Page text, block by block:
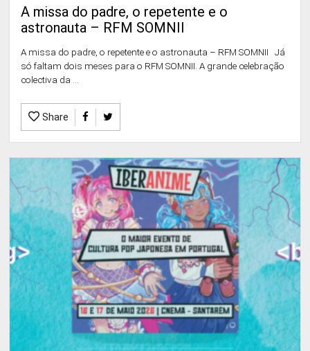
A missa do padre, o repetente e o
astronauta – RFM SOMNII
A missa do padre, o repetente e o astronauta – RFM SOMNII Já
só faltam dois meses para o RFM SOMNII. A grande celebração
colectiva da ...
Share